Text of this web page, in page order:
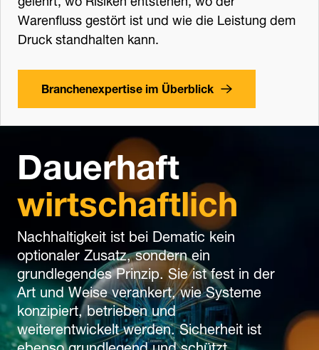
Warenfluss gestört ist und wie die Leistung dem
Druck standhalten kann.
Branchenexpertise im Überblick
Dauerhaft
wirtschaftlich
Nachhaltigkeit ist bei Dematic kein
optionaler Zusatz, sondern ein
grundlegendes Prinzip. Sie ist fest in der
Art und Weise verankert, wie Systeme
konzipiert, betrieben und
weiterentwickelt werden. Sicherheit ist